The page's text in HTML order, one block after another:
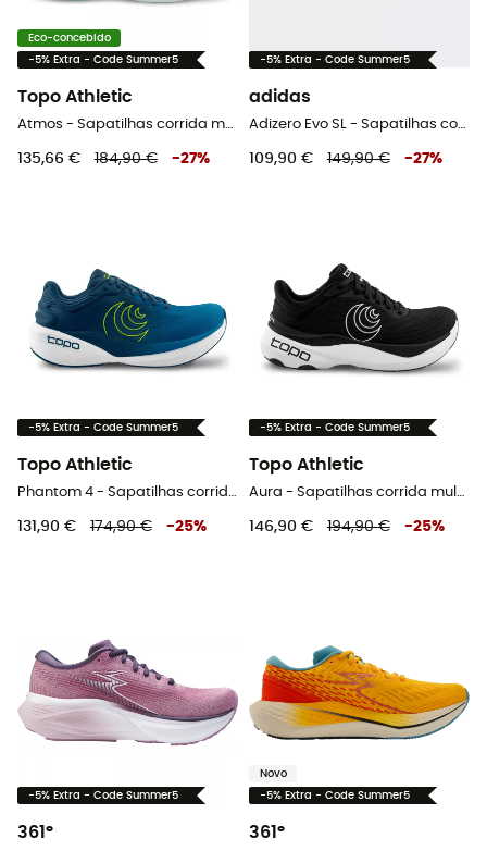
Eco-concebido
-5% Extra - Code Summer5
Topo Athletic
Atmos - Sapatilhas corrida mulher
135,66 € 184,90 € -27%
-5% Extra - Code Summer5
adidas
Adizero Evo SL - Sapatilhas corrida homem
109,90 € 149,90 € -27%
-5% Extra - Code Summer5
Topo Athletic
Phantom 4 - Sapatilhas corrida homem
131,90 € 174,90 € -25%
-5% Extra - Code Summer5
Topo Athletic
Aura - Sapatilhas corrida mulher
146,90 € 194,90 € -25%
-5% Extra - Code Summer5
361°
Novo
-5% Extra - Code Summer5
361°